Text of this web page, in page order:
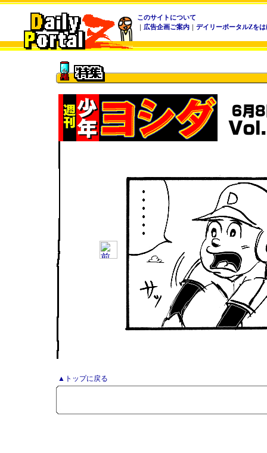
このサイトについて
｜ 広告企画ご案内 ｜ デイリーポータルZを
▲トップに戻る